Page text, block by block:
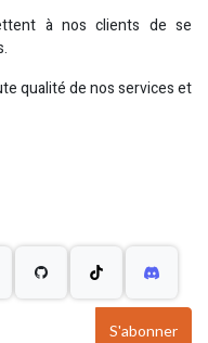
à nos clients de se
qualité de nos services et
S'abonner